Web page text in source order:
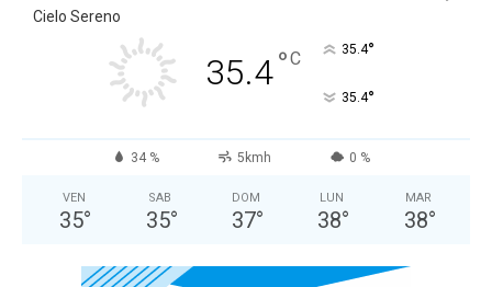
Cielo Sereno
35.4°C 35.4°
35.4°
34 % 5kmh 0 %
VEN
35°
SAB
35°
DOM
37°
LUN
38°
MAR
38°